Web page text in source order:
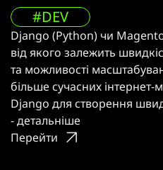
#DEV
Django (Python) чи Magento
від якого залежить
та можливості
більше сучасних інтернет-
Django для створення
- детальніше
Перейти